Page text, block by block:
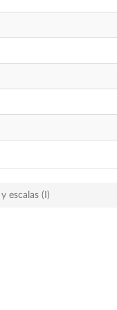
escalas (I)